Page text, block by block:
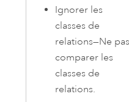
Ignorer les
classes de
relations—Ne pas
comparer les
classes de
relations.